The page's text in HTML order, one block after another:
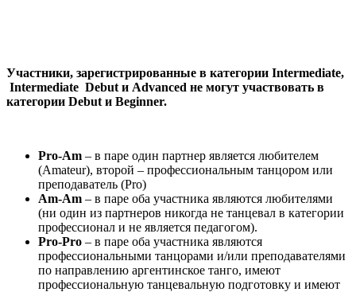
Участники, зарегистрированные в категории Intermediate,
Intermediate Debut и Advanced не могут участвовать в
категории Debut и Beginner.
Pro-Am – в паре один партнер является любителем
(Amateur), второй – профессиональным танцором или
преподаватель (Pro)
Am-Am – в паре оба участника являются любителями
(ни один из партнеров никогда не танцевал в категории
профессионал и не является педагогом).
Pro-Pro – в паре оба участника являются
профессиональными танцорами и/или преподавателями
по направлению аргентинское танго, имеют
профессиональную танцевальную подготовку и имеют